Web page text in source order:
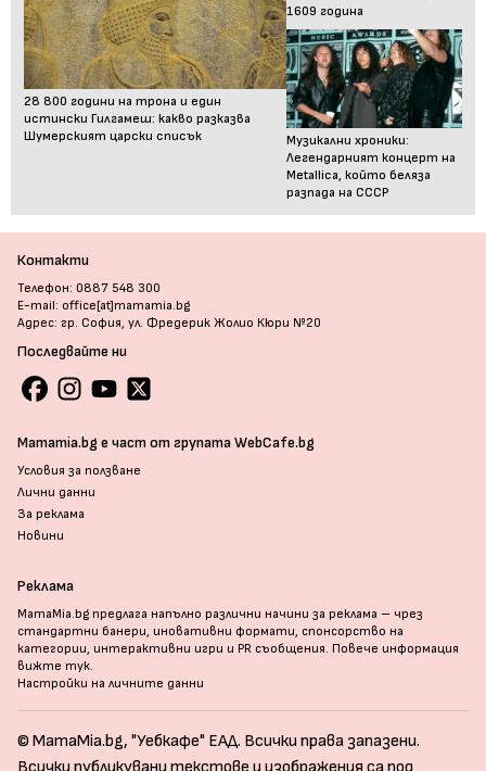
28 800 години на трона и един
истински Гилгамеш: какво разказва
Шумерският царски списък
1609 година
Музикални хроники:
Легендарният концерт на
Metallica, който беляза
разпада на СССР
Контакти
Телефон: 0887 548 300
E-mail: office[at]mamamia.bg
Адрес: гр. София, ул. Фредерик Жолио Кюри №20
Последвайте ни
Mamamia.bg е част от групата WebCafe.bg
Условия за ползване
Лични данни
За реклама
Новини
Реклама
MamaMia.bg предлага напълно различни начини за реклама – чрез
стандартни банери, иновативни формати, спонсорство на
категории, интерактивни игри и PR съобщения. Повече информация
вижте тук.
Настройки на личните данни
© MamaMia.bg, "Уебкафе" ЕАД. Всички права запазени.